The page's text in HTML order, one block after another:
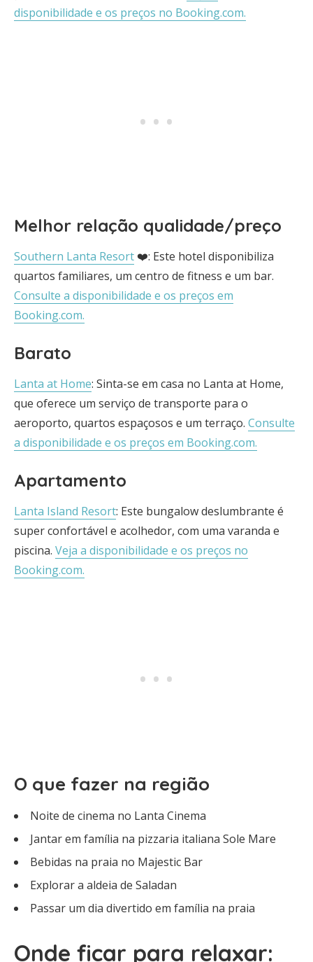
disponibilidade e os preços no Booking.com.
Melhor relação qualidade/preço
Southern Lanta Resort ❤️: Este hotel disponibiliza
quartos familiares, um centro de fitness e um bar.
Consulte a disponibilidade e os preços em
Booking.com.
Barato
Lanta at Home: Sinta-se em casa no Lanta at Home,
que oferece um serviço de transporte para o
aeroporto, quartos espaçosos e um terraço. Consulte
a disponibilidade e os preços em Booking.com.
Apartamento
Lanta Island Resort: Este bungalow deslumbrante é
super confortável e acolhedor, com uma varanda e
piscina. Veja a disponibilidade e os preços no
Booking.com.
O que fazer na região
Noite de cinema no Lanta Cinema
Jantar em família na pizzaria italiana Sole Mare
Bebidas na praia no Majestic Bar
Explorar a aldeia de Saladan
Passar um dia divertido em família na praia
Onde ficar para relaxar: